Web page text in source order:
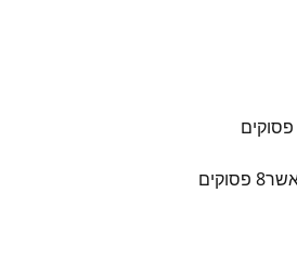
פסוקים
8 פסוקים